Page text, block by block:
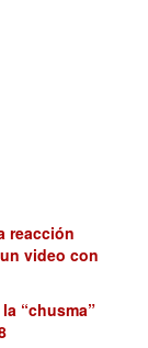
reacción
video con
“chusma”